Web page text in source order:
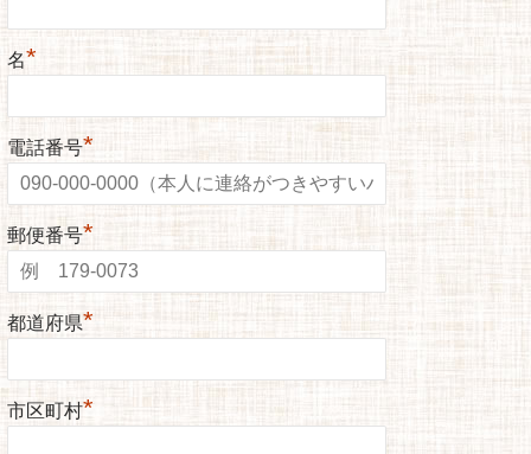
名*
電話番号*
郵便番号*
都道府県*
市区町村*